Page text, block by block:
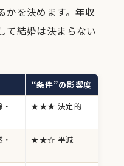
かを決めます。年収
て結婚は決まらない
“条件”の影響度
★★★ 決定的
★★☆ 半減